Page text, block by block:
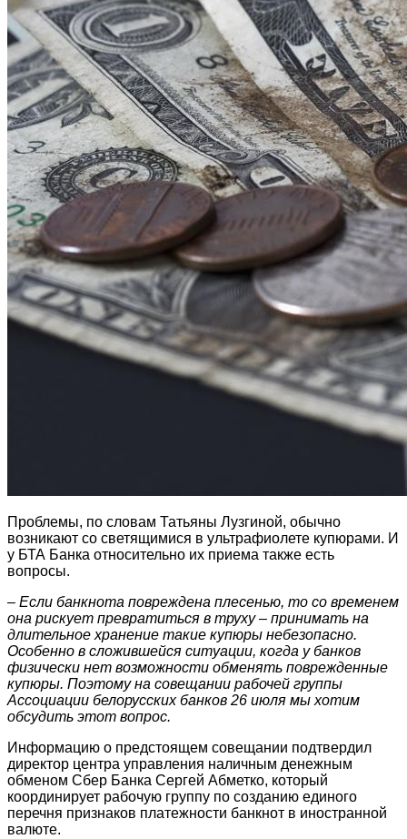
Проблемы, по словам Татьяны Лузгиной, обычно
возникают со светящимися в ультрафиолете купюрами. И
у БТА Банка относительно их приема также есть
вопросы.
– Если банкнота повреждена плесенью, то со временем
она рискует превратиться в труху – принимать на
длительное хранение такие купюры небезопасно.
Особенно в сложившейся ситуации, когда у банков
физически нет возможности обменять поврежденные
купюры. Поэтому на совещании рабочей группы
Ассоциации белорусских банков 26 июля мы хотим
обсудить этот вопрос.
Информацию о предстоящем совещании подтвердил
директор центра управления наличным денежным
обменом Сбер Банка Сергей Абметко, который
координирует рабочую группу по созданию единого
перечня признаков платежности банкнот в иностранной
валюте.